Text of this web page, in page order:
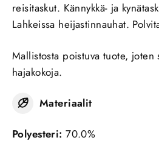
reisitaskut. Kännykkä- ja
Lahkeissa heijastinnauhat.
Mallistosta poistuva tuote, joten
hajakokoja.
Materiaalit
Polyesteri:70.0%